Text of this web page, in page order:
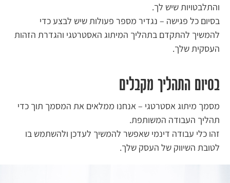
והתלבטויות שיש לך.
בסיום כל פגישה – נגדיר מספר פעולות שיש לבצע כדי
להמשיך להתקדם בתהליך המיתוג האסטרטגי והגדרת הזהות
העסקית שלך.
בסיום התהליך מקבלים
מסמך מיתוג אסטרטגי – אנחנו ממלאים את המסמך תוך כדי
תהליך העבודה המשותפת.
זהו כלי עבודה דינמי שאפשר להמשיך לעדכן ולהשתמש בו
לטובת השיווק של העסק שלך.